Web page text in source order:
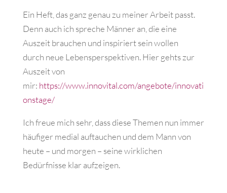
Ein Heft, das ganz genau zu meiner Arbeit passt.
Denn auch ich spreche Männer an, die eine
Auszeit brauchen und inspiriert sein wollen
durch neue Lebensperspektiven.Hier gehts zur
Auszeit von
mir: https://www.innovital.com/angebote/innovati
onstage/
Ich freue mich sehr, dass diese Themen nun immer
häufiger medial auftauchen und dem Mann von
heute – und morgen – seine wirklichen
Bedürfnisse klar aufzeigen.